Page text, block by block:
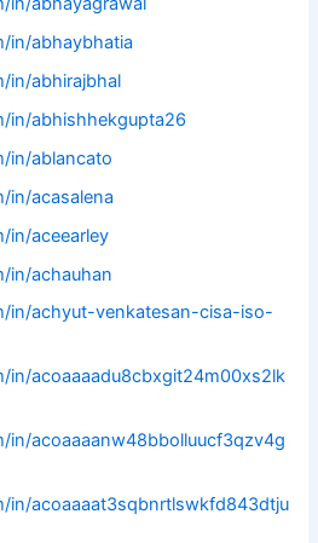
in/abhaybhatia
in/abhirajbhal
in/abhishhekgupta26
in/ablancato
in/acasalena
in/aceearley
in/achauhan
in/achyut-venkatesan-cisa-iso-
in/acoaaaadu8cbxgit24m00xs2lk
in/acoaaaanw48bbolluucf3qzv4g
in/acoaaaat3sqbnrtlswkfd843dtju